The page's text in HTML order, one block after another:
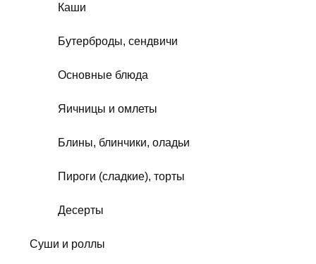
Каши
Бутерброды, сендвичи
Основные блюда
Яичницы и омлеты
Блины, блинчики, оладьи
Пироги (сладкие), торты
Десерты
Суши и роллы